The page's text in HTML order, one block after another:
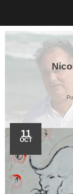
11
OCT